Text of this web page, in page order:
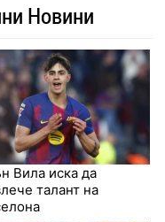
Новини
Вила иска да
талант на